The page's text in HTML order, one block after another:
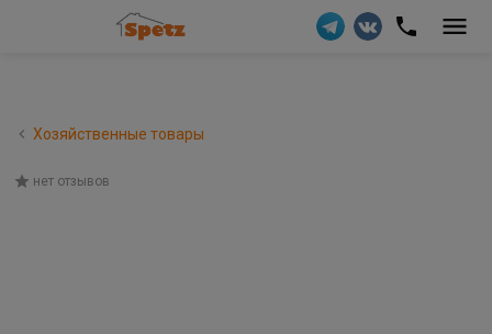
Хозяйственные товары
нет отзывов